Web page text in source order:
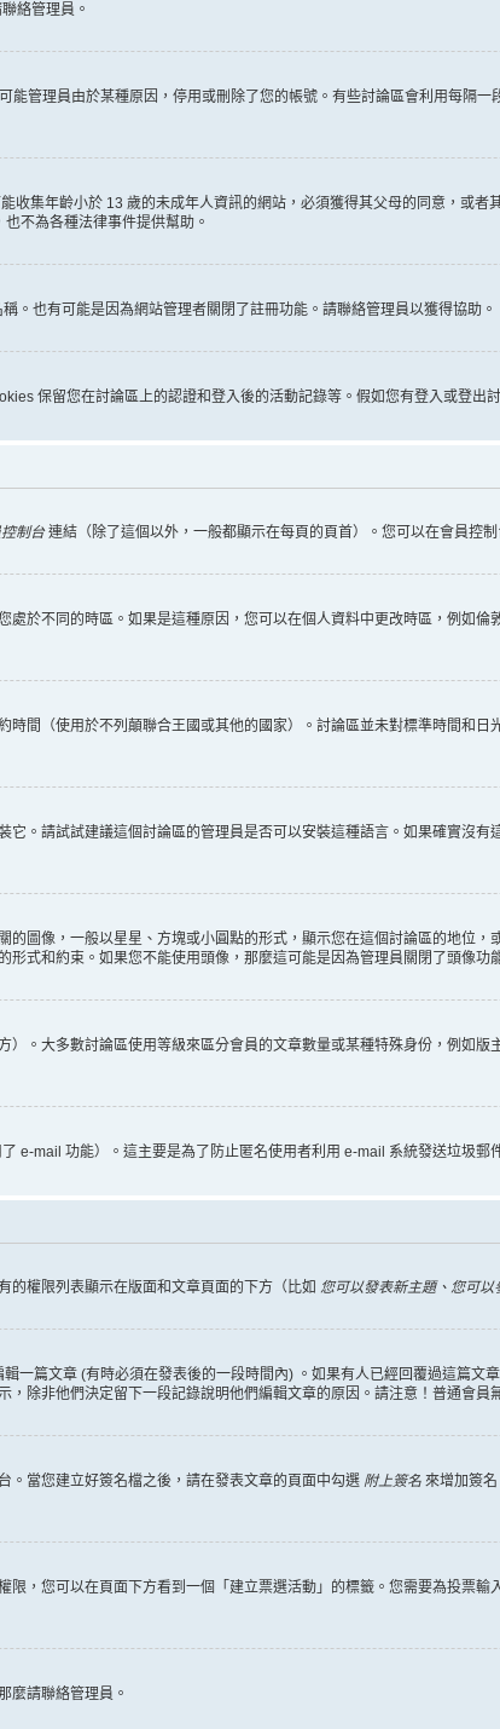
絡管理員。
管理員由於某種原因，停用或刪除了您的帳號。有些討論區會利用每隔
收集年齡小於 13 歲的未成年人資訊的網站，必須獲得其父母的同意，或
不為各種法律事件提供幫助。
。也有可能是因為網站管理者關閉了註冊功能。請聯絡管理員以獲得協助。
保留您在討論區上的認證和登入後的活動記錄等。假如您有登入或登出
制台連結（除了這個以外，一般都顯示在每頁的頁首）。您可以在會員控制
於不同的時區。如果是這種原因，您可以在個人資料中更改時區，例如
間（使用於不列顛聯合王國或其他的國家）。討論區並未對標準時間和
。請試試建議這個討論區的管理員是否可以安裝這種語言。如果確實沒
圖像，一般以星星、方塊或小圓點的形式，顯示您在這個討論區的地位
式和約束。如果您不能使用頭像，那麼這可能是因為管理員關閉了頭像功
。大多數討論區使用等級來區分會員的文章數量或某種特殊身份，例如
e-mail 功能）。這主要是為了防止匿名使用者利用 e-mail 系統發送垃圾郵
的權限列表顯示在版面和文章頁面的下方（比如 您可以發表新主題、您可以
一篇文章 (有時必須在發表後的一段時間內) 。如果有人已經回覆過這篇文
除非他們決定留下一段記錄說明他們編輯文章的原因。請注意！普通會員
。當您建立好簽名檔之後，請在發表文章的頁面中勾選 附上簽名 來增加簽
，您可以在頁面下方看到一個「建立票選活動」的標籤。您需要為投票
麼請聯絡管理員。